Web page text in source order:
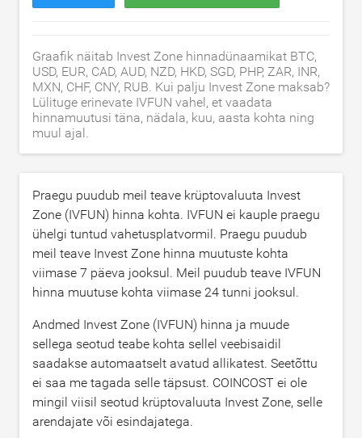
Graafik näitab Invest Zone hinnadünaamikat BTC,
USD, EUR, CAD, AUD, NZD, HKD, SGD, PHP, ZAR, INR,
MXN, CHF, CNY, RUB. Kui palju Invest Zone maksab?
Lülituge erinevate IVFUN vahel, et vaadata
hinnamuutusi täna, nädala, kuu, aasta kohta ning
muul ajal.
Praegu puudub meil teave krüptovaluuta Invest
Zone (IVFUN) hinna kohta. IVFUN ei kauple praegu
ühelgi tuntud vahetusplatvormil. Praegu puudub
meil teave Invest Zone hinna muutuste kohta
viimase 7 päeva jooksul. Meil puudub teave IVFUN
hinna muutuse kohta viimase 24 tunni jooksul.
Andmed Invest Zone (IVFUN) hinna ja muude
sellega seotud teabe kohta sellel veebisaidil
saadakse automaatselt avatud allikatest. Seetõttu
ei saa me tagada selle täpsust. COINCOST ei ole
mingil viisil seotud krüptovaluuta Invest Zone, selle
arendajate või esindajatega.